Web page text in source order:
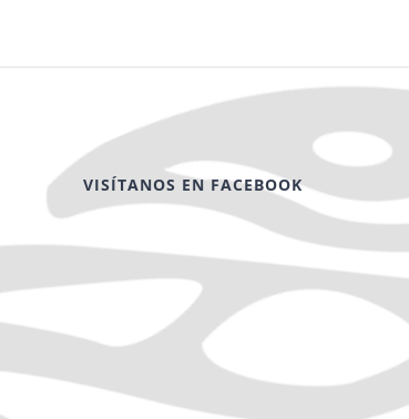
VISÍTANOS EN FACEBOOK